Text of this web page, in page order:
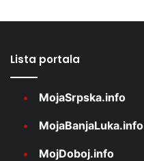
Lista portala
MojaSrpska.info
MojaBanjaLuka.info
MojDoboj.info